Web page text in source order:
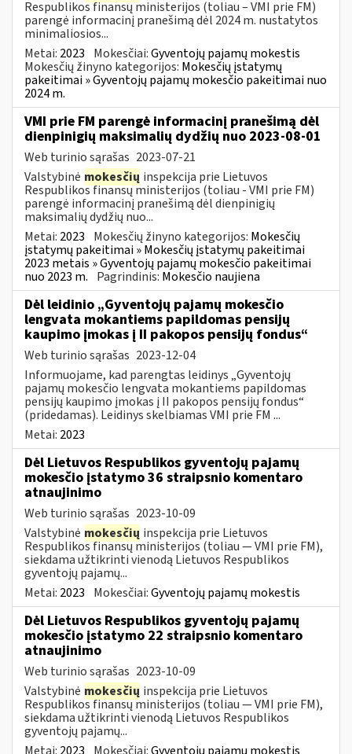
Respublikos finansų ministerijos (toliau – VMI prie FM)
parengė informacinį pranešimą dėl 2024 m. nustatytos
minimaliosios...
Metai: 2023 Mokesčiai:Gyventojų pajamų mokestis
Mokesčių žinyno kategorijos: Mokesčių įstatymų
pakeitimai » Gyventojų pajamų mokesčio pakeitimai nuo
2024 m.
VMI prie FM parengė informacinį pranešimą dėl
dienpinigių maksimalių dydžių nuo 2023-08-01
Web turinio sąrašas 2023-07-21
Valstybinė mokesčių inspekcija prie Lietuvos
Respublikos finansų ministerijos (toliau - VMI prie FM)
parengė informacinį pranešimą dėl dienpinigių
maksimalių dydžių nuo...
Metai: 2023 Mokesčių žinyno kategorijos: Mokesčių
įstatymų pakeitimai » Mokesčių įstatymų pakeitimai
2023 metais » Gyventojų pajamų mokesčio pakeitimai
nuo 2023 m. Pagrindinis: Mokesčio naujiena
Dėl leidinio „Gyventojų pajamų mokesčio
lengvata mokantiems papildomas pensijų
kaupimo įmokas į II pakopos pensijų fondus“
Web turinio sąrašas 2023-12-04
Informuojame, kad parengtas leidinys „Gyventojų
pajamų mokesčio lengvata mokantiems papildomas
pensijų kaupimo įmokas į II pakopos pensijų fondus“
(pridedamas). Leidinys skelbiamas VMI prie FM ...
Metai: 2023
Dėl Lietuvos Respublikos gyventojų pajamų
mokesčio įstatymo 36 straipsnio komentaro
atnaujinimo
Web turinio sąrašas 2023-10-09
Valstybinė mokesčių inspekcija prie Lietuvos
Respublikos finansų ministerijos (toliau — VMI prie FM),
siekdama užtikrinti vienodą Lietuvos Respublikos
gyventojų pajamų...
Metai: 2023 Mokesčiai:Gyventojų pajamų mokestis
Dėl Lietuvos Respublikos gyventojų pajamų
mokesčio įstatymo 22 straipsnio komentaro
atnaujinimo
Web turinio sąrašas 2023-10-09
Valstybinė mokesčių inspekcija prie Lietuvos
Respublikos finansų ministerijos (toliau — VMI prie FM),
siekdama užtikrinti vienodą Lietuvos Respublikos
gyventojų pajamų...
Metai: 2023 Mokesčiai:Gyventojų pajamų mokestis